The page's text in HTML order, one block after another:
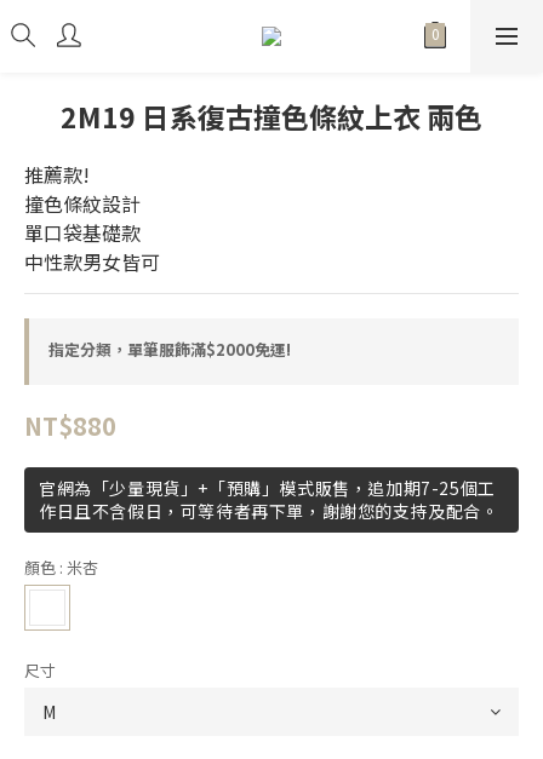
2M19 日系復古撞色條紋上衣 兩色
推薦款!
撞色條紋設計
單口袋基礎款
中性款男女皆可
指定分類，單筆服飾滿$2000免運!
NT$880
官網為「少量現貨」+「預購」模式販售，追加期7-25個工
作日且不含假日，可等待者再下單，謝謝您的支持及配合。
顏色 : 米杏
尺寸